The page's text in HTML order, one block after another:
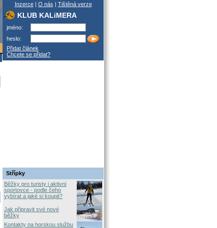
Inzerce| O nás | Tištěná verze
KLUB KALiMERA
jméno:
heslo:
Přidat článek
Chcete se přidat?
Střípky
Běžky pro turisty i aktivní
sportovce - podle čeho
vybírat a jaké si koupit?
Jak připravit své nové
běžky
Kontakty na horskou službu